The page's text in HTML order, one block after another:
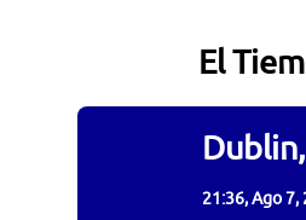
El
21:36,Ago 7,